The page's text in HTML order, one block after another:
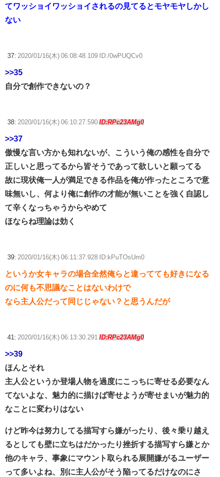
てワッショイワッショイされるの見てるとモヤモヤしかし
ない
37: 2020/01/16(木) 06:08:48.109 ID:/0wPUQCv0
>>35
自分で創作できないの？
38: 2020/01/16(木) 06:10:27.590 ID:RPc23AMg0
>>37
傲慢な言い方かも知れないが、こういう俺の感性を自分で
正しいと思ってるから皆そうであって欲しいと願ってる
故に現状俺一人が満足できる作品を俺が作ったところで意
味無いし、何より俺に創作の才能が無いことを強く自認し
て辛くなっちゃうからやめて
ほならね理論は効く
39: 2020/01/16(木) 06:11:37.928 ID:kPuTOsUm0
というか女キャラの場合全然俺らと違ってても好きになる
のに何も不思議なことはないわけで
なら主人公だって同じじゃない？と思うんだが
41: 2020/01/16(木) 06:13:30.291 ID:RPc23AMg0
>>39
ほんとそれ
主人公というか登場人物を過度にこっちに寄せる必要なん
てないよな、魅力的に描けば寄せようが寄せまいが魅力的
なことに変わりはない
けど昨今は努力してる描写すら嫌がったり、後々乗り越え
るとしても壁に立ちはだかったり挫折する描写すら嫌とか
他のキャラ、事象にマウント取られる展開嫌がるユーザー
って多いよね、別に主人公がそう陥ってるだけなのにさ